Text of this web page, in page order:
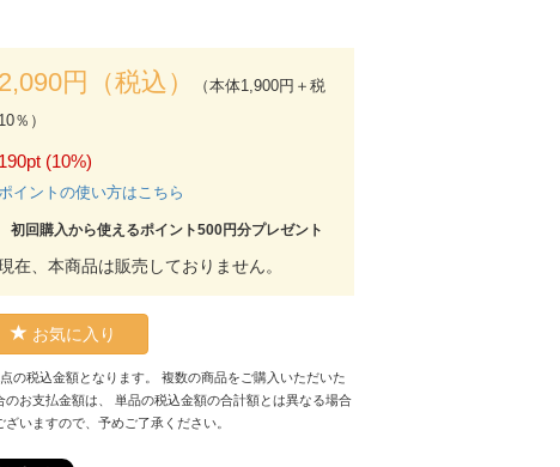
2,090円（税込）
（本体1,900円＋税
10％）
190pt (10%)
イントの使い方はこちら
初回購入から使えるポイント500円分プレゼント
在、本商品は販売しておりません。
お気に入り
の税込金額となります。 複数の商品をご購入いただいた
のお支払金額は、 単品の税込金額の合計額とは異なる場合
ざいますので、予めご了承ください。